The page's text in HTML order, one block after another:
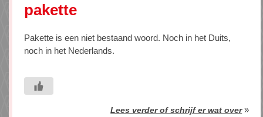
pakette
Pakette is een niet bestaand woord. Noch in het Duits,
noch in het Nederlands.
Lees verder of schrijf er wat over»